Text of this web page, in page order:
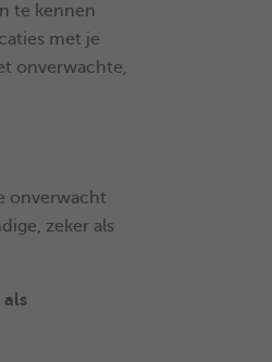
te kennen
met je
onverwachte,
onverwacht
zeker als
als